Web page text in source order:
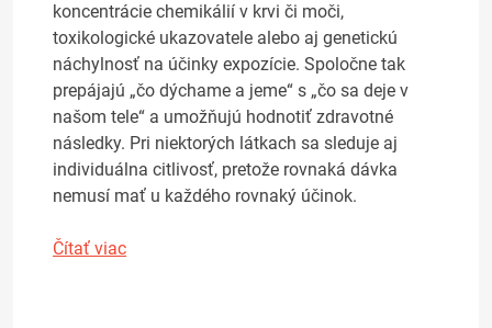
koncentrácie chemikálií v krvi či moči,
toxikologické ukazovatele alebo aj genetickú
náchylnosť na účinky expozície. Spoločne tak
prepájajú „čo dýchame a jeme“ s „čo sa deje v
našom tele“ a umožňujú hodnotiť zdravotné
následky. Pri niektorých látkach sa sleduje aj
individuálna citlivosť, pretože rovnaká dávka
nemusí mať u každého rovnaký účinok.
Čítať viac